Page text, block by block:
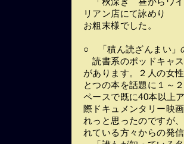
リアン店にて詠めり
お粗末様でした。
○ 「積ん読ざんまい」
読書系のポッドキャ
があります。２人の女
とつの本を話題に１～
ペースで既に40本以上
際ドキュメンタリー映
れっと思ったのですが
れている方々からの発